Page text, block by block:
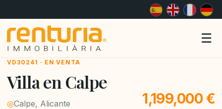
☰
VD30241 · EN VENTA
Villa en Calpe
◎Calpe, Alicante 1,199,000 €